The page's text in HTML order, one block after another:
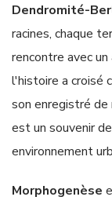
Dendromité-
racines, chaque
rencontre avec
l'histoire a croisé
son enregistré de
est un souvenir
environnement
Morphogenèse